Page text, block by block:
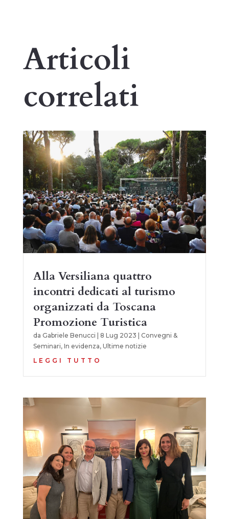
Articoli
correlati
Alla Versiliana quattro
incontri dedicati al turismo
organizzati da Toscana
Promozione Turistica
da Gabriele Benucci 8 Lug 2023
Convegni &
Seminari, In evidenza, Ultime notizie
LEGGI TUTTO